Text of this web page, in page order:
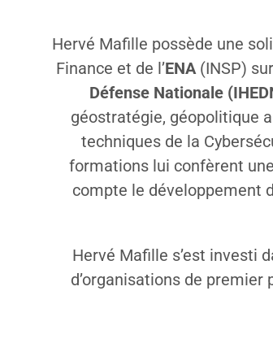
Hervé Mafille possède une
Finance et de l’ENA(INSP)
Défense Nationale
géostratégie, géopolitique
techniques de la
formations lui confèrent
compte le développement
Hervé Mafille s’est investi
d’organisations de premier